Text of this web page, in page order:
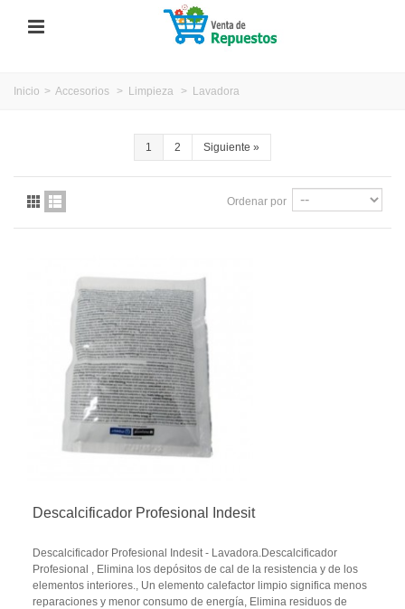
Inicio > Accesorios > Limpieza > Lavadora
1 2 Siguiente »
Ordenar por
Descalcificador Profesional Indesit
Descalcificador Profesional Indesit - Lavadora.Descalcificador
Profesional , Elimina los depósitos de cal de la resistencia y de los
elementos interiores., Un elemento calefactor limpio significa menos
reparaciones y menor consumo de energía, Elimina residuos de